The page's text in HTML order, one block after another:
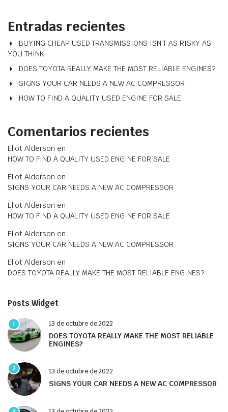
Entradas recientes
BUYING CHEAP USED TRANSMISSIONS ISN’T AS RISKY AS
YOU THINK
DOES TOYOTA REALLY MAKE THE MOST RELIABLE ENGINES?
SIGNS YOUR CAR NEEDS A NEW AC COMPRESSOR
HOW TO FIND A QUALITY USED ENGINE FOR SALE
Comentarios recientes
Eliot Alderson en
HOW TO FIND A QUALITY USED ENGINE FOR SALE
Eliot Alderson en
SIGNS YOUR CAR NEEDS A NEW AC COMPRESSOR
Eliot Alderson en
HOW TO FIND A QUALITY USED ENGINE FOR SALE
Eliot Alderson en
SIGNS YOUR CAR NEEDS A NEW AC COMPRESSOR
Eliot Alderson en
DOES TOYOTA REALLY MAKE THE MOST RELIABLE ENGINES?
Posts Widget
1 13 de octubre de 2022
DOES TOYOTA REALLY MAKE THE MOST RELIABLE
ENGINES?
2 13 de octubre de 2022
SIGNS YOUR CAR NEEDS A NEW AC COMPRESSOR